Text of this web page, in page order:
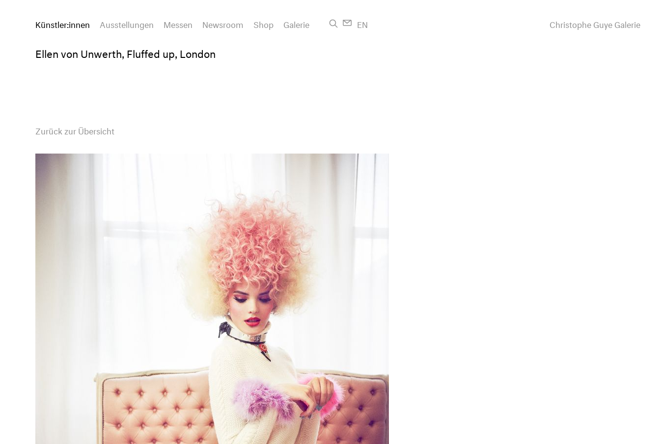
Christophe Guye Galerie
Künstler:innen Ausstellungen Messen Newsroom Shop Galerie EN
Ellen von Unwerth, Fluffed up, London
Zurück zur Übersicht